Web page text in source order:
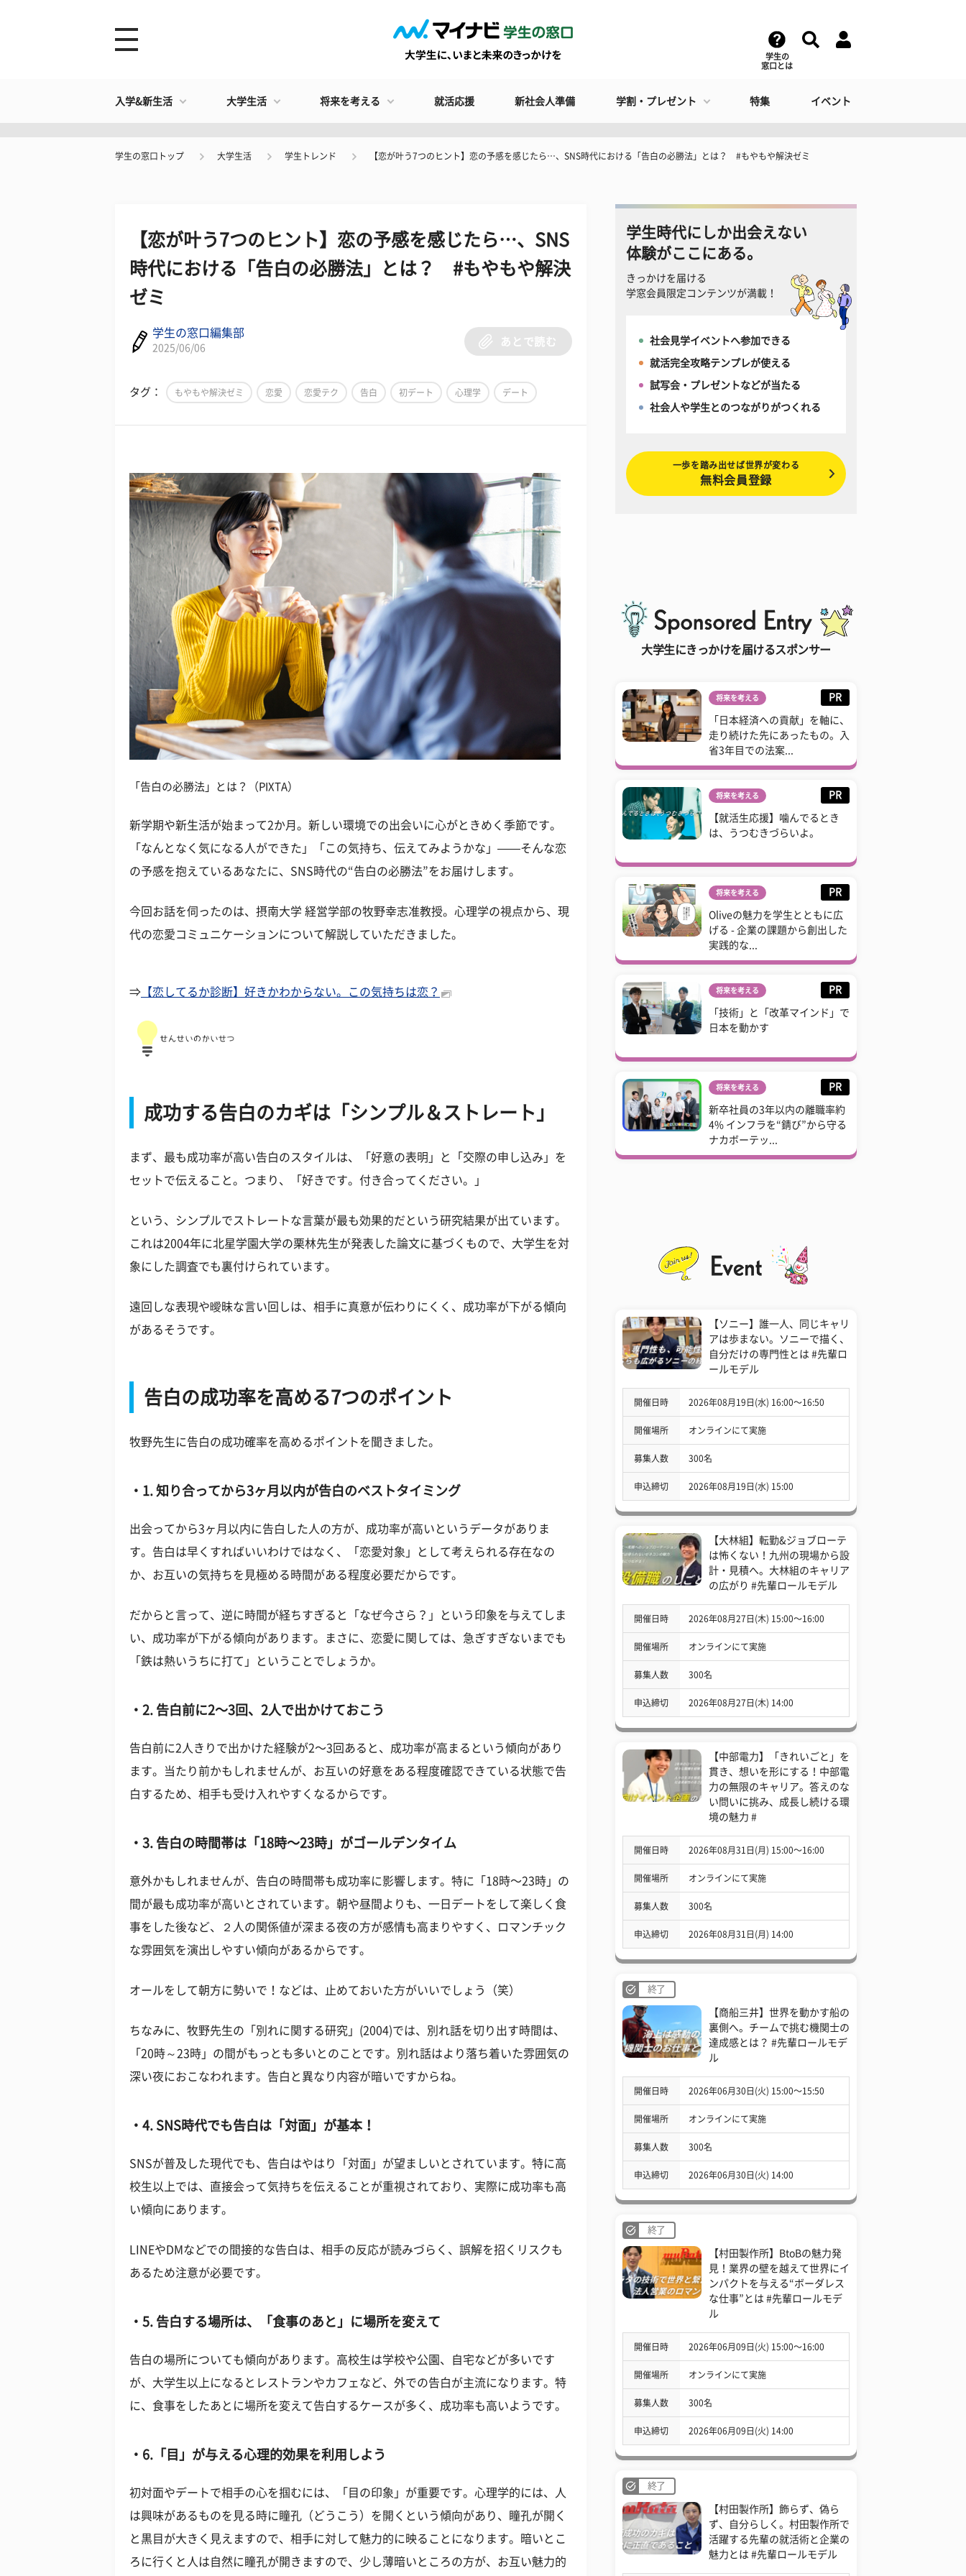
学生の
窓口とは
入学&新生活 大学生活 将来を考える 就活応援 新社会人準備 学割・プレゼント 特集 イベント
学生の窓口トップ 大学生活 学生トレンド 【恋が叶う7つのヒント】恋の予感を感じたら…、SNS時代における「告白の必勝法」とは？ #もやもや解決ゼミ
【恋が叶う7つのヒント】恋の予感を感じたら…、SNS
時代における「告白の必勝法」とは？ #もやもや解決
ゼミ
学生の窓口編集部
2025/06/06
あとで読む
タグ： もやもや解決ゼミ 恋愛 恋愛テク 告白 初デート 心理学 デート
「告白の必勝法」とは？（PIXTA）
新学期や新生活が始まって2か月。新しい環境での出会いに心がときめく季節です。
「なんとなく気になる人ができた」「この気持ち、伝えてみようかな」——そんな恋
の予感を抱えているあなたに、SNS時代の“告白の必勝法”をお届けします。
今回お話を伺ったのは、摂南大学 経営学部の牧野幸志准教授。心理学の視点から、現
代の恋愛コミュニケーションについて解説していただきました。
⇒ 【恋してるか診断】好きかわからない。この気持ちは恋？
成功する告白のカギは「シンプル＆ストレート」
まず、最も成功率が高い告白のスタイルは、「好意の表明」と「交際の申し込み」を
セットで伝えること。つまり、「好きです。付き合ってください。」
という、シンプルでストレートな言葉が最も効果的だという研究結果が出ています。
これは2004年に北星学園大学の栗林先生が発表した論文に基づくもので、大学生を対
象にした調査でも裏付けられています。
遠回しな表現や曖昧な言い回しは、相手に真意が伝わりにくく、成功率が下がる傾向
があるそうです。
告白の成功率を高める7つのポイント
牧野先生に告白の成功確率を高めるポイントを聞きました。
1. 知り合ってから3ヶ月以内が告白のベストタイミング
出会ってから3ヶ月以内に告白した人の方が、成功率が高いというデータがありま
す。告白は早くすればいいわけではなく、「恋愛対象」として考えられる存在なの
か、お互いの気持ちを見極める時間がある程度必要だからです。
だからと言って、逆に時間が経ちすぎると「なぜ今さら？」という印象を与えてしま
い、成功率が下がる傾向があります。まさに、恋愛に関しては、急ぎすぎないまでも
「鉄は熱いうちに打て」ということでしょうか。
2. 告白前に2〜3回、2人で出かけておこう
告白前に2 人きりで出かけた経験が2〜3 回あると、成功率が高まるという傾向があり
ます。当たり前かもしれませんが、お互いの好意をある程度確認できている状態で告
白するため、相手も受け入れやすくなるからです。
3. 告白の時間帯は「18時〜23時」がゴールデンタイム
意外かもしれませんが、告白の時間帯も成功率に影響します。特に「 18時〜23時」の
間が最も成功率が高いとされています。朝や昼間よりも、一日デートをして楽しく食
事をした後など、２人の関係値が深まる夜の方が感情も高まりやすく、ロマンチック
な雰囲気を演出しやすい傾向があるからです。
オールをして朝方に勢いで！などは、止めておいた方がいいでしょう（笑）
ちなみに、牧野先生の「別れに関する研究」 (2004)では、別れ話を切り出す時間は、
「 20時～23時」の間がもっとも多いとのことです。別れ話はより落ち着いた雰囲気の
深い夜におこなわれます。告白と異なり内容が暗いですからね。
4. SNS時代でも告白は「対面」が基本！
SNSが普及した現代でも、告白はやはり「対面」が望ましいとされています。特に高
校生以上では、直接会って気持ちを伝えることが重視されており、実際に成功率も高
い傾向にあります。
LINEや DMなどでの間接的な告白は、相手の反応が読みづらく、誤解を招くリスクも
あるため注意が必要です。
5. 告白する場所は、「食事のあと」に場所を変えて
告白の場所についても傾向があります。高校生は学校や公園、自宅などが多いです
が、大学生以上になるとレストランやカフェなど、外での告白が主流になります。特
に、食事をしたあとに場所を変えて告白するケースが多く、成功率も高いようです。
6.「目」が与える心理的効果を利用しよう
初対面やデートで相手の心を掴むには、「目の印象」が重要です。心理学的には、人
は興味があるものを見る時に瞳孔（どうこう）を開くという傾向があり、瞳孔が開く
と黒目が大きく見えますので、相手に対して魅力的に映ることになります。暗いとこ
ろに行くと人は自然に瞳孔が開きますので、少し薄暗いところの方が、お互い魅力的
学生時代にしか出会えない
体験がここにある。
きっかけを届ける
学窓会員限定コンテンツが満載！
社会見学イベントへ参加できる
就活完全攻略テンプレが使える
試写会・プレゼントなどが当たる
社会人や学生とのつながりがつくれる
一歩を踏み出せば世界が変わる
無料会員登録
大学生にきっかけを届けるスポンサー
将来を考える PR
「日本経済への貢献」を軸に、
走り続けた先にあったもの。入
省3年目での法案...
将来を考える PR
【就活生応援】噛んでるとき
は、うつむきづらいよ。
将来を考える PR
Oliveの魅力を学生とともに広
げる - 企業の課題から創出した
実践的な...
将来を考える PR
「技術」と「改革マインド」で
日本を動かす
将来を考える PR
新卒社員の3年以内の離職率約
4% インフラを“錆び”から守る
ナカボーテッ...
【ソニー】誰一人、同じキャリ
アは歩まない。ソニーで描く、
自分だけの専門性とは #先輩ロ
ールモデル
開催日時 2026年08月19日(水) 16:00〜16:50
開催場所 オンラインにて実施
募集人数 300名
申込締切 2026年08月19日(水) 15:00
【大林組】転勤&ジョブローテ
は怖くない！九州の現場から設
計・見積へ。大林組のキャリア
の広がり #先輩ロールモデル
開催日時 2026年08月27日(木) 15:00〜16:00
開催場所 オンラインにて実施
募集人数 300名
申込締切 2026年08月27日(木) 14:00
【中部電力】「きれいごと」を
貫き、想いを形にする！中部電
力の無限のキャリア。答えのな
い問いに挑み、成長し続ける環
境の魅力 #
開催日時 2026年08月31日(月) 15:00〜16:00
開催場所 オンラインにて実施
募集人数 300名
申込締切 2026年08月31日(月) 14:00
終了
【商船三井】世界を動かす船の
裏側へ。チームで挑む機関士の
達成感とは？ #先輩ロールモデ
ル
開催日時 2026年06月30日(火) 15:00〜15:50
開催場所 オンラインにて実施
募集人数 300名
申込締切 2026年06月30日(火) 14:00
終了
【村田製作所】BtoBの魅力発
見！業界の壁を越えて世界にイ
ンパクトを与える“ボーダレス
な仕事”とは #先輩ロールモデ
ル
開催日時 2026年06月09日(火) 15:00〜16:00
開催場所 オンラインにて実施
募集人数 300名
申込締切 2026年06月09日(火) 14:00
終了
【村田製作所】飾らず、偽ら
ず、自分らしく。村田製作所で
活躍する先輩の就活術と企業の
魅力とは #先輩ロールモデル